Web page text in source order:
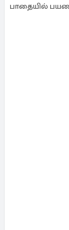
பாதையில்